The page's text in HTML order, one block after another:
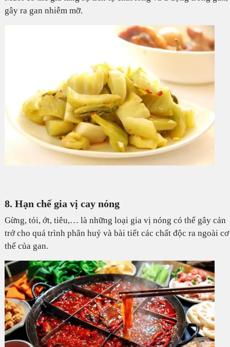
gây ra gan nhiễm mỡ.
8. Hạn chế gia vị cay nóng
Gừng, tỏi, ớt, tiêu,… là những loại gia vị nóng có thể gây cản
trở cho quá trình phân huỷ và bài tiết các chất độc ra ngoài cơ
thể của gan.